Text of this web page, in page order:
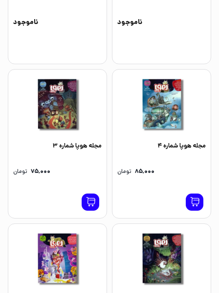
ناموجود ناموجود
مجله هوپا شماره 4
85,000 تومان
مجله هوپا شماره 3
75,000 تومان